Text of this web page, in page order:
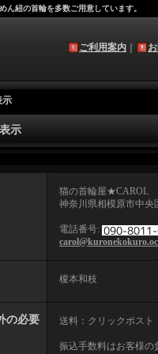
紐の首輪を多数ご用意しています。
ご利用案内
示
示
猫の首輪屋★CAROL
神奈川県相模原市中央
電話番号:
榎本和枝
の必要
送料：クリックポス
振込手数料はお客様の